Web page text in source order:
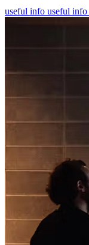
useful info useful info